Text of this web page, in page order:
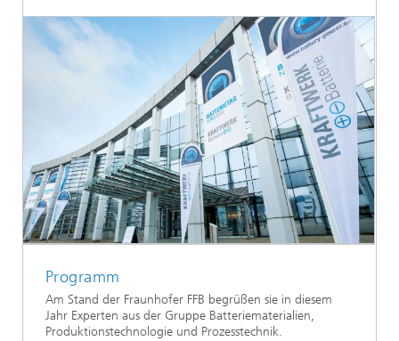
Programm
Am Stand der Fraunhofer FFB begrüßen sie in diesem
Jahr Experten aus der Gruppe Batteriematerialien,
Produktionstechnologie und Prozesstechnik.